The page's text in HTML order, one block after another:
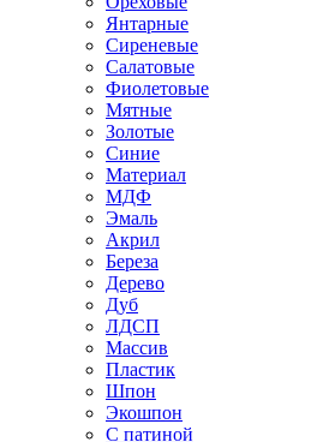
Янтарные
Сиреневые
Салатовые
Фиолетовые
Мятные
Золотые
Синие
Материал
МДФ
Эмаль
Акрил
Береза
Дерево
Дуб
ЛДСП
Массив
Пластик
Шпон
Экошпон
С патиной